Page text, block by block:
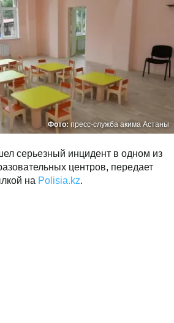
Фото: пресс-служба акима Астаны
серьезный инцидент в одном из
центров, передает
на Polisia.kz.